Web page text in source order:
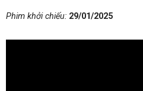
Phim khởi chiếu: 29/01/2025